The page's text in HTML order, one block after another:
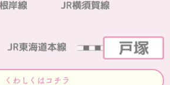
くわしくはコチラ